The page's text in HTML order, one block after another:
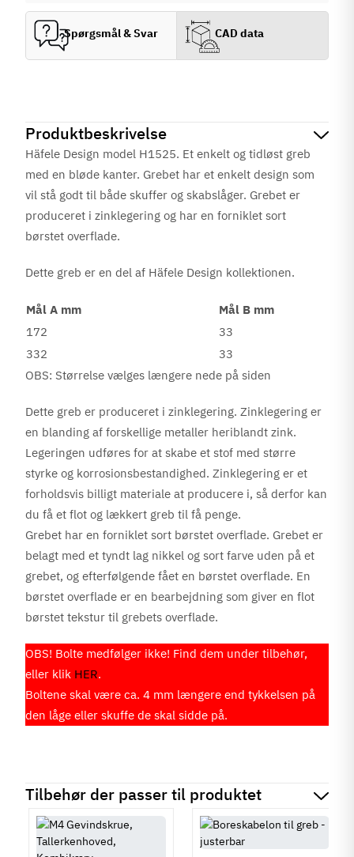
Produktbeskrivelse
Häfele Design model H1525. Et enkelt og tidløst greb
med en bløde kanter. Grebet har et enkelt design som
vil stå godt til både skuffer og skabslåger. Grebet er
produceret i zinklegering og har enforniklet sort
børstet overflade.
Dette greb er en del af Häfele Design kollektionen.
Mål A mm
Mål B mm
172
33
332
33
OBS: Størrelse vælges længere nede på siden
Dette greb er produceret i zinklegering. Zinklegering er
en blanding af forskellige metaller heriblandt zink.
Legeringen udføres for at skabe et stof med større
styrke og korrosionsbestandighed. Zinklegering er et
forholdsvis billigt materiale at producere i, så derfor kan
du få et flot og lækkert greb til få penge.
Grebet har en forniklet sort børstet overflade. Grebet er
belagt med et tyndt lag nikkel og sort farve uden på et
grebet, og efterfølgende fået en børstet overflade. En
børstet overflade er en bearbejdning som giver en flot
børstet tekstur til grebets overflade.
OBS! Bolte medfølger ikke! Find dem under tilbehør,
eller klik HER.
Boltene skal være ca. 4 mm længere end tykkelsen på
den låge eller skuffe de skal sidde på.
Tilbehør der passer til produktet
Spørgsmål & Svar CAD data